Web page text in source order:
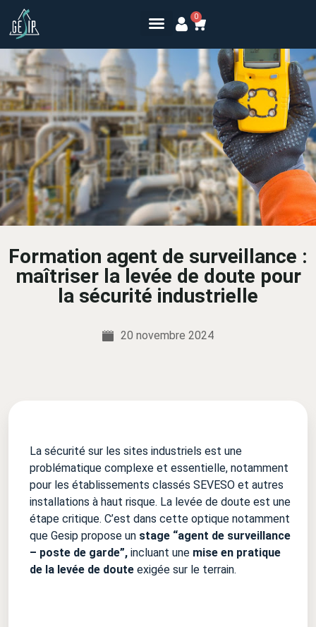
0
Formation agent de surveillance :
maîtriser la levée de doute pour
la sécurité industrielle
20 novembre 2024
La sécurité sur les sites industriels est une
problématique complexe et essentielle, notamment
pour les établissements classés SEVESO et autres
installations à haut risque. La levée de doute est une
étape critique. C’est dans cette optique notamment
que Gesip propose un stage “agent de surveillance
– poste de garde”, incluant une mise en pratique
de la levée de doute exigée sur le terrain.